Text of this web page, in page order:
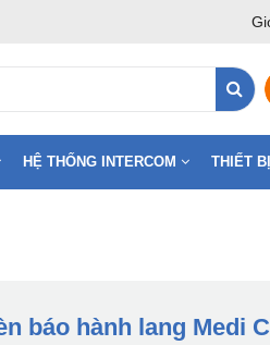
HỆ THỐNG INTERCOM THIẾT
báo hành lang Medi